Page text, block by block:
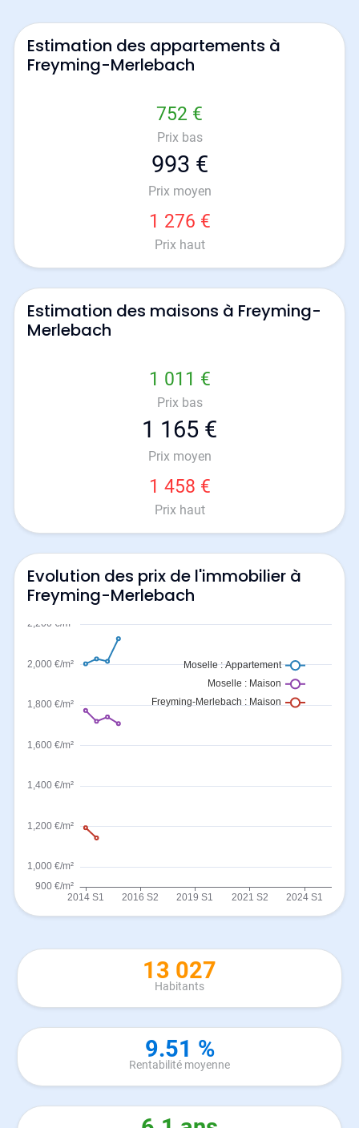
Estimation des appartements à
Freyming-Merlebach
752 €
Prix bas
993 €
Prix moyen
1 276 €
Prix haut
Estimation des maisons à Freyming-
Merlebach
1 011 €
Prix bas
1 165 €
Prix moyen
1 458 €
Prix haut
Evolution des prix de l'immobilier à
Freyming-Merlebach
13 027
Habitants
9.51 %
Rentabilité moyenne